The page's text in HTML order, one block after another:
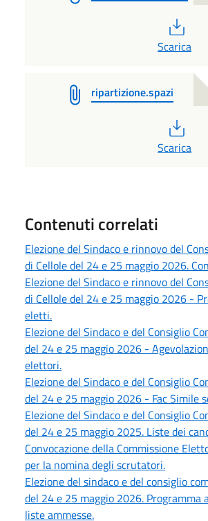
Scarica
ripartizione.spazi
Scarica
Contenuti correlati
Elezione del Sindaco e rinnovo del
di Cellole del 24 e 25 maggio 2026.
Elezione del Sindaco e rinnovo del
di Cellole del 24 e 25 maggio 2026 -
eletti.
Elezione del Sindaco e del Consiglio
del 24 e 25 maggio 2026 -
elettori.
Elezione del Sindaco e del Consiglio
del 24 e 25 maggio 2026 - Fac Simile
Elezione del Sindaco e del Consiglio
del 24 e 25 maggio 2025. Liste dei
Convocazione della Commissione
per la nomina degli scrutatori.
Elezione del sindaco e del consiglio
del 24 e 25 maggio 2026.
liste ammesse.